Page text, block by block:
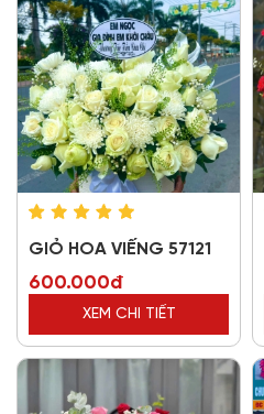
GIỎ HOA VIẾNG 57121
600.000đ
XEM CHI TIẾT